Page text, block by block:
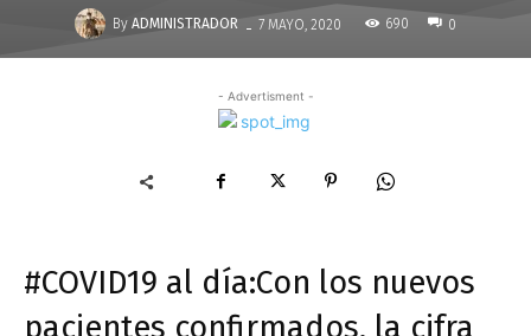
By ADMINISTRADOR - 7 MAYO, 2020 690 0
- Advertisment -
#COVID19 al día:Con los nuevos
pacientes confirmados, la cifra